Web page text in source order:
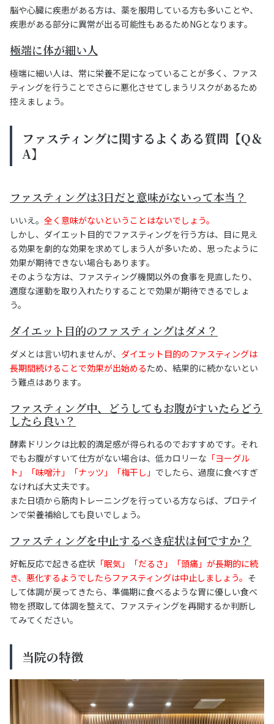
脳や心臓に疾患がある方は、薬を服用している方も多いことや、
疾患がある部分に異常が出る可能性もあるためNGとなります。
極端に体が細い人
極端に細い人は、常に栄養不足になっていることが多く、ファス
ティングを行うことでさらに悪化させてしまうリスクがあるため
控えましょう。
ファスティングに関するよくある質問【Q＆
A】
ファスティングは3日だと意味がないって本当？
いいえ。 全く意味がないということはないでしょう。
しかし、ダイエット目的でファスティングを行う方は、目に見え
る効果を劇的な効果を求めてしまう人が多いため、思ったように
効果が期待できない場合もあります。
そのような方は、ファスティング機関以外の食事を見直したり、
適度な運動を取り入れたりすることで効果が期待できるでしょ
う。
ダイエット目的のファスティングはダメ？
ダメとは言い切れませんが、 ダイエット目的のファスティングは
長期間続けることで効果が出始めるため、結果的に続かないとい
う難点はあります。
ファスティング中、どうしてもお腹がすいたらどう
したら良い？
酵素ドリンクは比較的満足感が得られるのでおすすめです。それ
でもお腹がすいて仕方がない場合は、低カロリーな 「ヨーグル
ト」「味噌汁」「ナッツ」「梅干し」 でしたら、過度に食べすぎ
なければ大丈夫です。
また日頃から筋肉トレーニングを行っている方ならば、プロテイ
ンで栄養補給しても良いでしょう。
ファスティングを中止するべき症状は何ですか？
好転反応で起きる症状 「眠気」「だるさ」「頭痛」が長期的に続
き、悪化するようでしたらファスティングは中止しましょう。 そ
して体調が戻ってきたら、準備期に食べるような胃に優しい食べ
物を摂取して体調を整えて、ファスティングを再開するか判断し
てみてください。
当院の特徴